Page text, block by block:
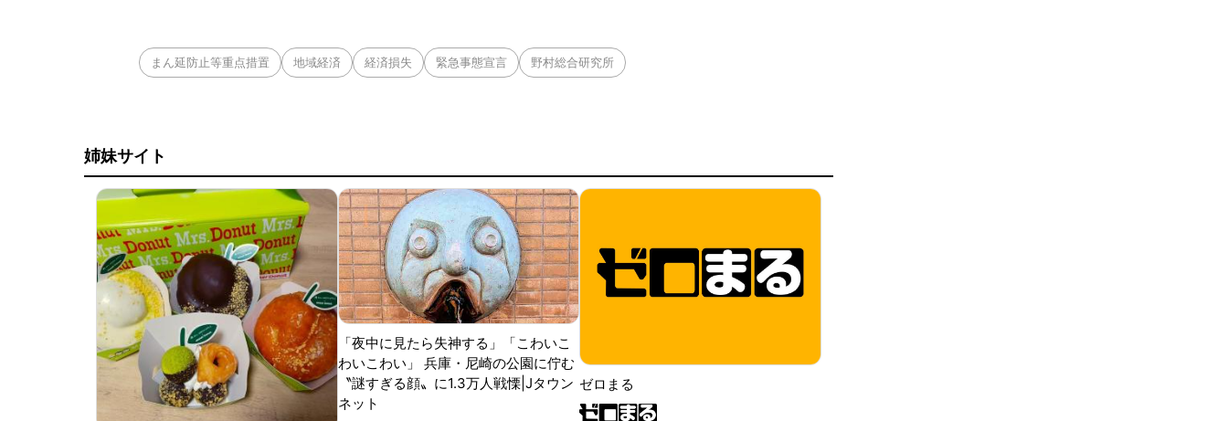
まん延防止等重点措置 地域経済 経済損失 緊急事態宣言 野村総合研究所
姉妹サイト
「夜中に見たら失神する」「こわいこ
わいこわい」 兵庫・尼崎の公園に佇む
〝謎すぎる顔〟に1.3万人戦慄|Jタウン
ネット
ゼロまる